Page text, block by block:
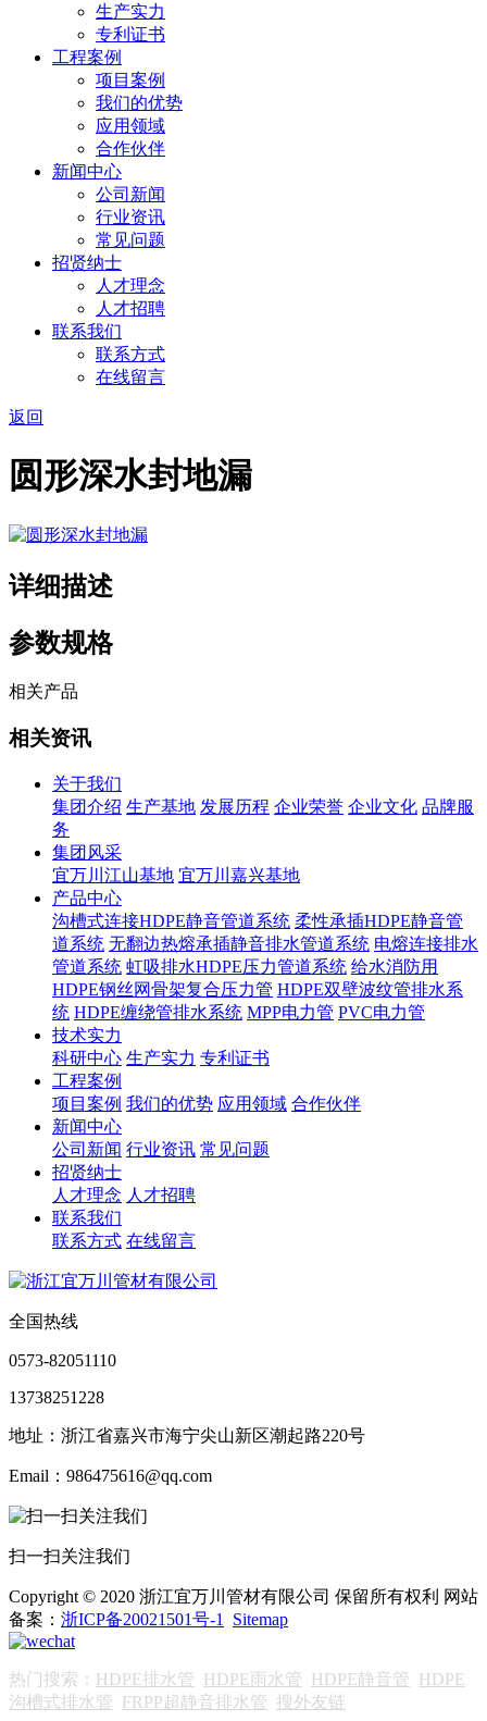
生产实力
专利证书
工程案例
项目案例
我们的优势
应用领域
合作伙伴
新闻中心
公司新闻
行业资讯
常见问题
招贤纳士
人才理念
人才招聘
联系我们
联系方式
在线留言
返回
圆形深水封地漏
详细描述
参数规格
相关产品
相关资讯
关于我们
集团介绍 生产基地 发展历程 企业荣誉 企业文化 品牌服
务
集团风采
宜万川江山基地 宜万川嘉兴基地
产品中心
沟槽式连接HDPE静音管道系统 柔性承插HDPE静音管
道系统 无翻边热熔承插静音排水管道系统 电熔连接排水
管道系统 虹吸排水HDPE压力管道系统 给水消防用
HDPE钢丝网骨架复合压力管 HDPE双壁波纹管排水系
统 HDPE缠绕管排水系统 MPP电力管 PVC电力管
技术实力
科研中心 生产实力 专利证书
工程案例
项目案例 我们的优势 应用领域 合作伙伴
新闻中心
公司新闻 行业资讯 常见问题
招贤纳士
人才理念 人才招聘
联系我们
联系方式 在线留言
全国热线
0573-82051110
13738251228
地址：浙江省嘉兴市海宁尖山新区潮起路220号
Email：986475616@qq.com
扫一扫关注我们
Copyright © 2020 浙江宜万川管材有限公司 保留所有权利 网站
备案： 浙ICP备20021501号-1 Sitemap
热门搜索： HDPE排水管 HDPE雨水管 HDPE静音管 HDPE
沟槽式排水管 FRPP超静音排水管 搜外友链